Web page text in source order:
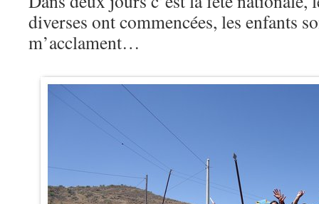
diverses ont commencées, les enfants
m’acclament…